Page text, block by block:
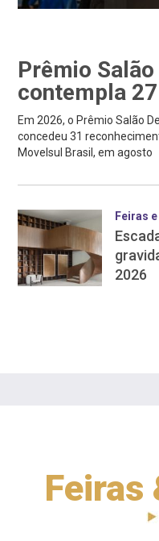
Prêmio
contempla
Em 2026, o Prêmio Salão
concedeu 31
Movelsul Brasil, em agosto
Feiras
2026
Feiras